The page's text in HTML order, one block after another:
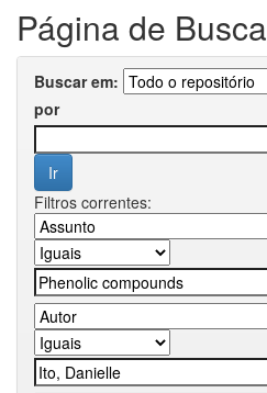
Página de Busca
Buscar em:
por
Filtros correntes: